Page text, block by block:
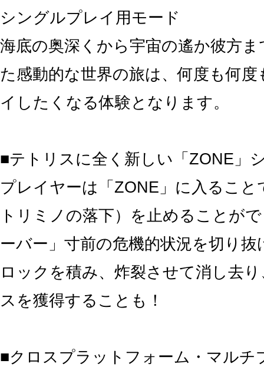
シングルプレイ用モード
海底の奥深くから宇宙の遙か彼方
た感動的な世界の旅は、何度も何
イしたくなる体験となります。
■テトリスに全く新しい「ZONE」
プレイヤーは「ZONE」に入ること
トリミノの落下）を止めることが
ーバー」寸前の危機的状況を切り
ロックを積み、炸裂させて消し去
スを獲得することも！
■クロスプラットフォーム・マルチ